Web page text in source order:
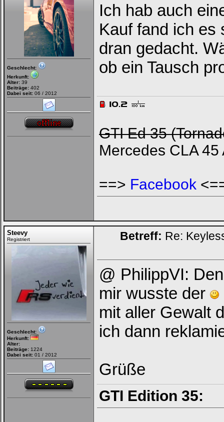
Geschlecht:
Herkunft:
Alter: 39
Beiträge: 402
Dabei seit: 06 / 2012
Ich hab auch
Kauf fand ich es
dran gedacht.
ob ein Tausch
GTI Ed 35
Mercedes CLA
==> Facebook
Steevy
Registriert
Geschlecht:
Herkunft:
Alter:
Beiträge: 1224
Dabei seit: 01 / 2012
Betreff: Re:
@ PhilippVI:
mir wusste der
mit aller Gewalt
ich dann
Grüße
GTI Edition 35: